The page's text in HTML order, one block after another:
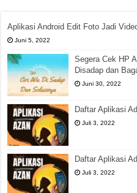
Aplikasi Android Edit Foto Jadi
Juni 5, 2022
Segera Cek HP
Disadap dan
Juni 30, 2022
Daftar Aplikasi
Juli 3, 2022
Daftar Aplikasi
Juli 3, 2022